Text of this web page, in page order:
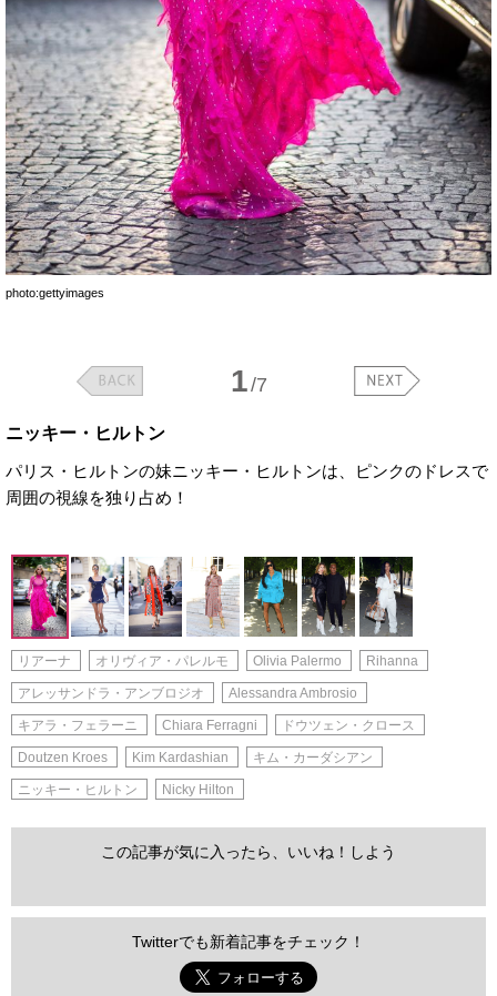
photo:gettyimages
1/7
ニッキー・ヒルトン
パリス・ヒルトンの妹ニッキー・ヒルトンは、ピンクのドレスで
周囲の視線を独り占め！
リアーナ オリヴィア・パレルモ Olivia Palermo Rihanna
アレッサンドラ・アンブロジオ Alessandra Ambrosio
キアラ・フェラーニ Chiara Ferragni ドウツェン・クロース
Doutzen Kroes Kim Kardashian キム・カーダシアン
ニッキー・ヒルトン Nicky Hilton
この記事が気に入ったら、いいね！しよう
Twitterでも新着記事をチェック！